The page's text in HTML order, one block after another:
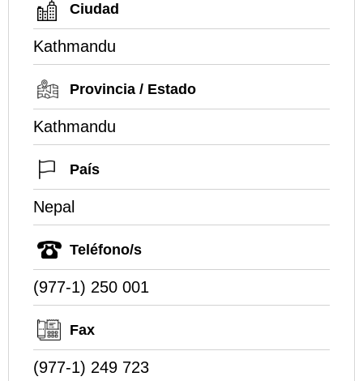
Ciudad
Kathmandu
Provincia / Estado
Kathmandu
País
Nepal
Teléfono/s
(977-1) 250 001
Fax
(977-1) 249 723